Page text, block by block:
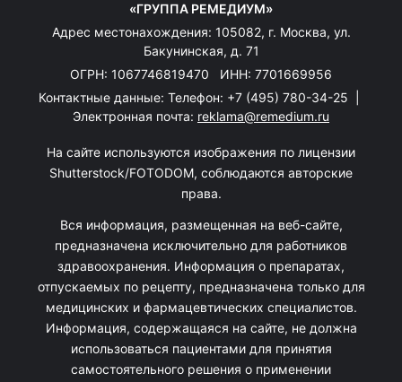
«ГРУППА РЕМЕДИУМ»
Адрес местонахождения: 105082, г. Москва, ул.
Бакунинская, д. 71
ОГРН: 1067746819470 ИНН: 7701669956
Контактные данные: Телефон: +7 (495) 780-34-25
Электронная почта: reklama@remedium.ru
На сайте используются изображения по лицензии
Shutterstock/FOTODOM, соблюдаются авторские
права.
Вся информация, размещенная на веб-сайте,
предназначена исключительно для работников
здравоохранения. Информация о препаратах,
отпускаемых по рецепту, предназначена только для
медицинских и фармацевтических специалистов.
Информация, содержащаяся на сайте, не должна
использоваться пациентами для принятия
самостоятельного решения о применении